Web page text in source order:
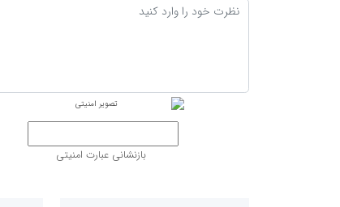
بازنشانی عبارت امنیتی